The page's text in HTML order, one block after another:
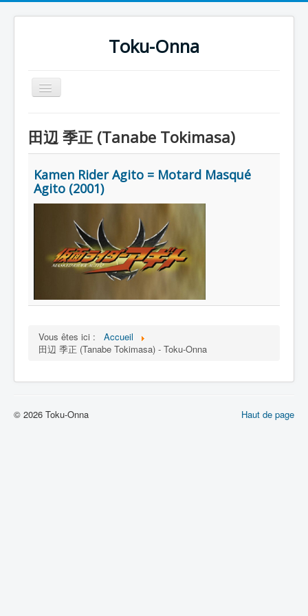
Toku-Onna
Basculer
la
Toku-Actrices
Toku-Critiques
Séries
Dessins
Lexique
田辺 季正 (Tanabe Tokimasa)
Kamen Rider Agito = Motard Masqué
Agito (2001)
Vous êtes ici :
Accueil
田辺 季正 (Tanabe Tokimasa) - Toku-Onna
Haut de page
© 2026 Toku-Onna